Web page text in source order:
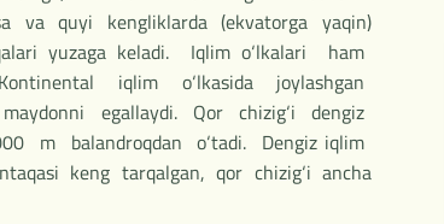
va quyi kengliklarda (ekvatorga yaqin)
yuzaga keladi. Iqlim o‘lkalari ham
iqlim o‘lkasida joylashgan
egallaydi. Qor chizig‘i dengiz
m balandroqdan o‘tadi. Dengiz iqlim
keng tarqalgan, qor chizig‘i ancha